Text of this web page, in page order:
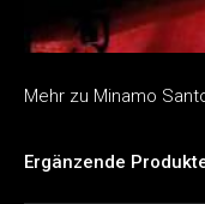
Mehr zu Minamo
Ergänzende